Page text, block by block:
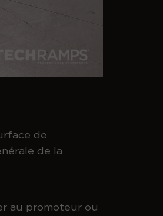
de
de la
au promoteur ou